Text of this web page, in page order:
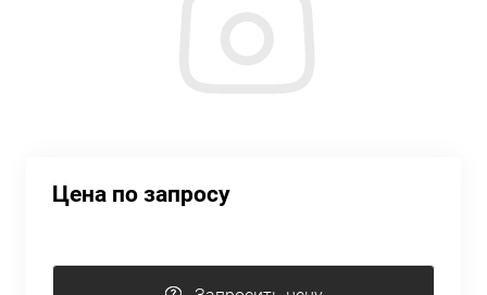
Цена по запросу